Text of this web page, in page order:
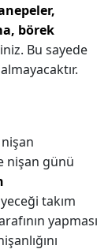
börek
Bu sayede
nişan günü
takım
yapması